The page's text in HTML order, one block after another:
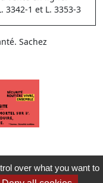
3342-1 et L. 3353-3
Sachez
over what you want to